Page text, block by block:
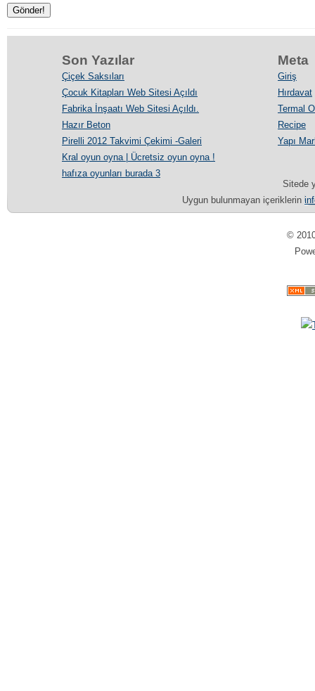
Son Yazılar
Çiçek Saksıları
Çocuk Kitapları Web Sitesi Açıldı
Fabrika İnşaatı Web Sitesi Açıldı.
Hazır Beton
Pirelli 2012 Takvimi Çekimi -Galeri
Kral oyun oyna | Ücretsiz oyun oyna !
hafıza oyunları burada 3
Meta
Giriş
Hırdavat
Termal
Recipe
Yapı
Sitede
Uygun bulunmayan içeriklerin
©